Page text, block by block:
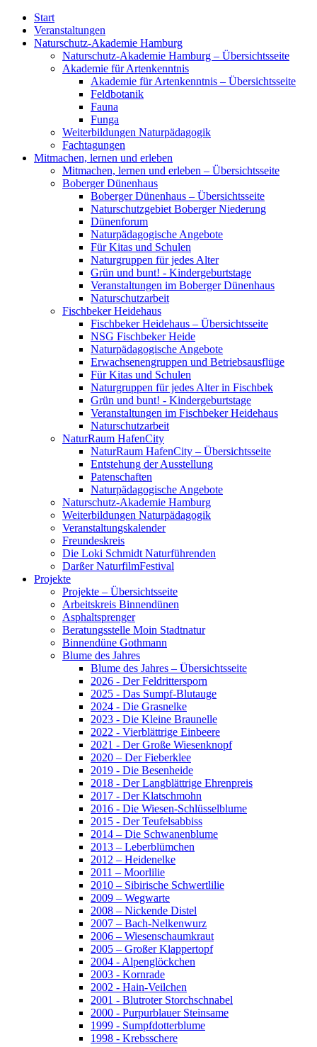
Start
Veranstaltungen
Naturschutz-Akademie Hamburg
Naturschutz-Akademie Hamburg – Übersichtsseite
Akademie für Artenkenntnis
Akademie für Artenkenntnis – Übersichtsseite
Feldbotanik
Fauna
Funga
Weiterbildungen Naturpädagogik
Fachtagungen
Mitmachen, lernen und erleben
Mitmachen, lernen und erleben – Übersichtsseite
Boberger Dünenhaus
Boberger Dünenhaus – Übersichtsseite
Naturschutzgebiet Boberger Niederung
Dünenforum
Naturpädagogische Angebote
Für Kitas und Schulen
Naturgruppen für jedes Alter
Grün und bunt! - Kindergeburtstage
Veranstaltungen im Boberger Dünenhaus
Naturschutzarbeit
Fischbeker Heidehaus
Fischbeker Heidehaus – Übersichtsseite
NSG Fischbeker Heide
Naturpädagogische Angebote
Erwachsenengruppen und Betriebsausflüge
Für Kitas und Schulen
Naturgruppen für jedes Alter in Fischbek
Grün und bunt! - Kindergeburtstage
Veranstaltungen im Fischbeker Heidehaus
Naturschutzarbeit
NaturRaum HafenCity
NaturRaum HafenCity – Übersichtsseite
Entstehung der Ausstellung
Patenschaften
Naturpädagogische Angebote
Naturschutz-Akademie Hamburg
Weiterbildungen Naturpädagogik
Veranstaltungskalender
Freundeskreis
Die Loki Schmidt Naturführenden
Darßer NaturfilmFestival
Projekte
Projekte – Übersichtsseite
Arbeitskreis Binnendünen
Asphaltsprenger
Beratungsstelle Moin Stadtnatur
Binnendüne Gothmann
Blume des Jahres
Blume des Jahres – Übersichtsseite
2026 - Der Feldrittersporn
2025 - Das Sumpf-Blutauge
2024 - Die Grasnelke
2023 - Die Kleine Braunelle
2022 - Vierblättrige Einbeere
2021 - Der Große Wiesenknopf
2020 – Der Fieberklee
2019 - Die Besenheide
2018 - Der Langblättrige Ehrenpreis
2017 - Der Klatschmohn
2016 - Die Wiesen-Schlüsselblume
2015 - Der Teufelsabbiss
2014 – Die Schwanenblume
2013 – Leberblümchen
2012 – Heidenelke
2011 – Moorlilie
2010 – Sibirische Schwertlilie
2009 – Wegwarte
2008 – Nickende Distel
2007 – Bach-Nelkenwurz
2006 – Wiesenschaumkraut
2005 – Großer Klappertopf
2004 - Alpenglöckchen
2003 - Kornrade
2002 - Hain-Veilchen
2001 - Blutroter Storchschnabel
2000 - Purpurblauer Steinsame
1999 - Sumpfdotterblume
1998 - Krebsschere